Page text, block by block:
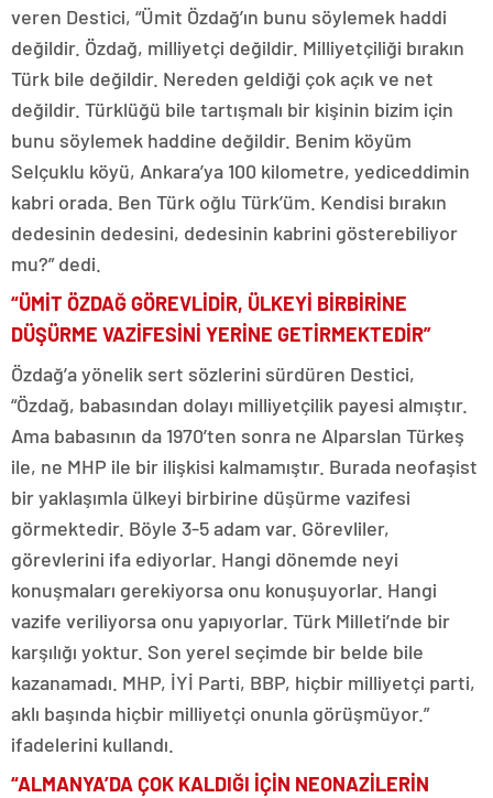
veren Destici, “Ümit Özdağ’ın bunu söylemek haddi
değildir. Özdağ, milliyetçi değildir. Milliyetçiliği bırakın
Türk bile değildir. Nereden geldiği çok açık ve net
değildir. Türklüğü bile tartışmalı bir kişinin bizim için
bunu söylemek haddine değildir. Benim köyüm
Selçuklu köyü, Ankara’ya 100 kilometre, yediceddimin
kabri orada. Ben Türk oğlu Türk’üm. Kendisi bırakın
dedesinin dedesini, dedesinin kabrini gösterebiliyor
mu?” dedi.
“ÜMİT ÖZDAĞ GÖREVLİDİR, ÜLKEYİ BİRBİRİNE
DÜŞÜRME VAZİFESİNİ YERİNE GETİRMEKTEDİR”
Özdağ’a yönelik sert sözlerini sürdüren Destici,
“Özdağ, babasından dolayı milliyetçilik payesi almıştır.
Ama babasının da 1970’ten sonra ne Alparslan Türkeş
ile, ne MHP ile bir ilişkisi kalmamıştır. Burada neofaşist
bir yaklaşımla ülkeyi birbirine düşürme vazifesi
görmektedir. Böyle 3-5 adam var. Görevliler,
görevlerini ifa ediyorlar. Hangi dönemde neyi
konuşmaları gerekiyorsa onu konuşuyorlar. Hangi
vazife veriliyorsa onu yapıyorlar. Türk Milleti’nde bir
karşılığı yoktur. Son yerel seçimde bir belde bile
kazanamadı. MHP, İYİ Parti, BBP, hiçbir milliyetçi parti,
aklı başında hiçbir milliyetçi onunla görüşmüyor.”
ifadelerini kullandı.
“ALMANYA’DA ÇOK KALDIĞI İÇİN NEONAZİLERİN